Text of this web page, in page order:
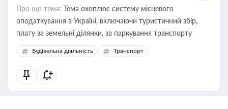
Про що тема: Тема охоплює систему місцевого
оподаткування в Україні, включаючи туристичний збір,
плату за земельні ділянки, за паркування транспорту
Будівельна діяльність Транспорт